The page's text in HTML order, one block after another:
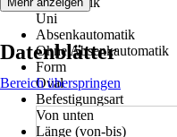
Uni
Absenkautomatik
Ohne Absenkautomatik
Form
Oval
Befestigungsart
Von unten
Länge (von-bis)
Datenblätter
Bereich überspringen